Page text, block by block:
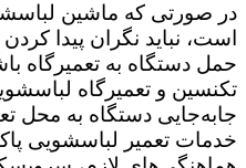
در صورتی که ماشین
است،‌ نباید نگران پیدا
حمل دستگاه به تعمیرگاه
تکنسین و تعمیرگاه
جابه‌جایی دستگاه به محل
خدمات تعمیر لباسشویی